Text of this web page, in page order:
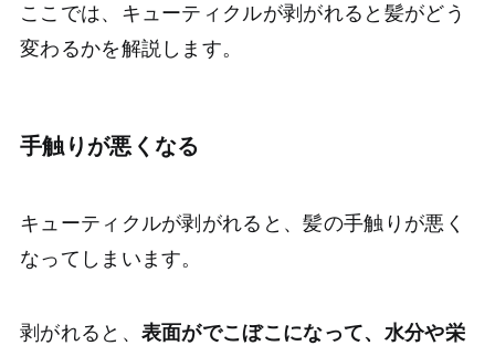
ここでは、キューティクルが剥がれると髪がどう
変わるかを解説します。
手触りが悪くなる
キューティクルが剥がれると、髪の手触りが悪く
なってしまいます。
剥がれると、 表面がでこぼこになって、水分や栄